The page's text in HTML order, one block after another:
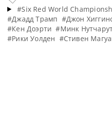
#Six Red World
#Джадд Трамп #Джон
#Кен Доэрти #Минк
#Рики Уолден #Стивен